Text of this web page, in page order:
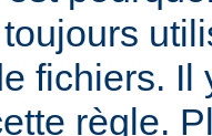
fichiers. Il
règle.